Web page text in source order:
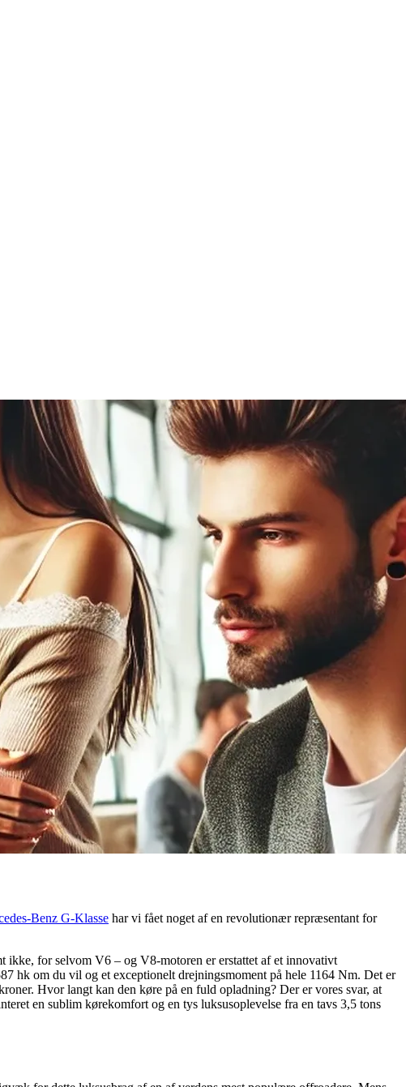
Benz G-Klasse har vi fået noget af en revolutionær repræsentant for
for selvom V6 – og V8-motoren er erstattet af et innovativt
hk om du vil og et exceptionelt drejningsmoment på hele 1164 Nm. Det er
Hvor langt kan den køre på en fuld opladning? Der er vores svar, at
en sublim kørekomfort og en tys luksusoplevelse fra en tavs 3,5 tons